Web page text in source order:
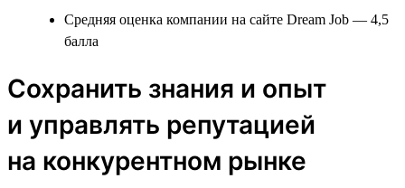
Средняя оценка компании на сайте Dream Job — 4,5
балла
Сохранить знания и опыт
и управлять репутацией
на конкурентном рынке